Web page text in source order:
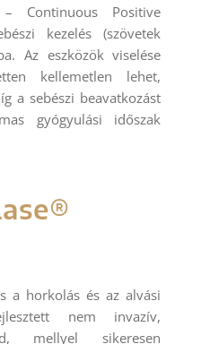
– Continuous Positive
kezelés (szövetek
Az eszközök viselése
kellemetlen lehet,
a sebészi beavatkozást
gyógyulási időszak
a horkolás és az alvási
nem invazív,
mellyel sikeresen